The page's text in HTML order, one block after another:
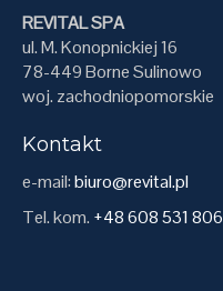
REVITAL SPA
ul. M. Konopnickiej 16
78-449 Borne Sulinowo
woj. zachodniopomorskie
Kontakt
e-mail:biuro@revital.pl
Tel. kom. +48 608 531 806